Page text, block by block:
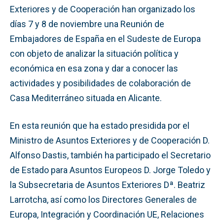
Exteriores y de Cooperación han organizado los
días 7 y 8 de noviembre una Reunión de
Embajadores de España en el Sudeste de Europa
con objeto de analizar la situación política y
económica en esa zona y dar a conocer las
actividades y posibilidades de colaboración de
Casa Mediterráneo situada en Alicante.
En esta reunión que ha estado presidida por el
Ministro de Asuntos Exteriores y de Cooperación D.
Alfonso Dastis, también ha participado el Secretario
de Estado para Asuntos Europeos D. Jorge Toledo y
la Subsecretaria de Asuntos Exteriores Dª. Beatriz
Larrotcha, así como los Directores Generales de
Europa, Integración y Coordinación UE, Relaciones